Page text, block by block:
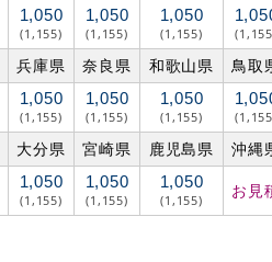
1,050
(1,155)
1,050
(1,155)
1,050
(1,155)
兵庫県 奈良県 和歌山県 鳥取
1,050
(1,155)
1,050
(1,155)
1,050
(1,155)
大分県 宮崎県 鹿児島県 沖縄
1,050
(1,155)
1,050
(1,155)
1,050
(1,155) お見